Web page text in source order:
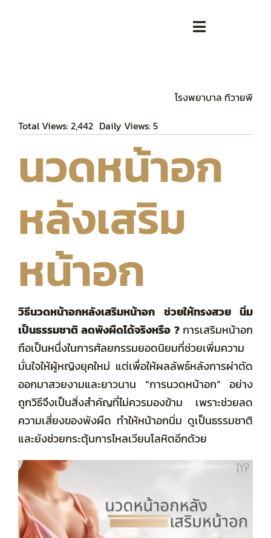
Toggle
ตารางแพทย์ / ทีมแพทย์
เสริมความงาม
ศัลยกรรม
บทความ
รวมรีวิว
โปรโมชัน
Privacy Policy
รักษาทั่วไป
ค่ารักษา
โรงพยาบาล ทีวายพี
Total Views: 2,442 Daily Views: 5
นวดหน้าอก
หลังเสริม
หน้าอก
วิธีนวดหน้าอกหลังเสริมหน้าอก ช่วยให้ทรงสวย นิ่ม
เป็นธรรมชาติ ลดพังผืดได้จริงหรือ ?การเสริมหน้าอก
ถือเป็นหนึ่งในการศัลยกรรมยอดนิยมที่ช่วยเพิ่มความ
มั่นใจให้ผู้หญิงยุคใหม่ แต่เพื่อให้ผลลัพธ์หลังการผ่าตัด
ออกมาสวยงามและยาวนาน “การนวดหน้าอก” อย่าง
ถูกวิธีจึงเป็นสิ่งสำคัญที่ไม่ควรมองข้าม เพราะช่วยลด
ความเสี่ยงของพังผืด ทำให้หน้าอกนิ่ม ดูเป็นธรรมชาติ
และยังช่วยกระตุ้นการไหลเวียนโลหิตอีกด้วย